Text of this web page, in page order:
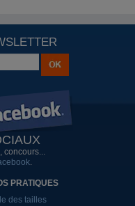
concours...
.
PRATIQUES
des tailles